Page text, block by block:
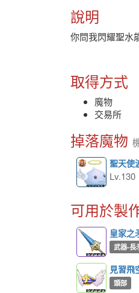
說明
你問我閃耀聖水
取得方式
魔物
交易所
掉落魔物
聖天使
Lv.130
可用於製
皇家之
武器-長
見習飛
頭部